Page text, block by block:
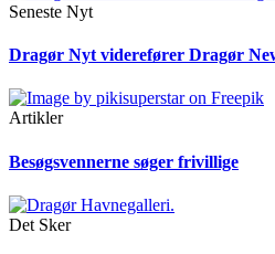
Seneste Nyt
Dragør Nyt viderefører Dragør
Artikler
Besøgsvennerne søger frivillige
Det Sker